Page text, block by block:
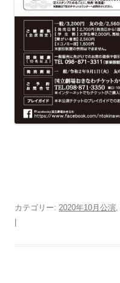
カテゴリー: 2020年10月公演,